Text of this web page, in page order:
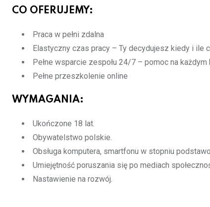
CO OFERUJEMY:
Praca w pełni zdalna
Elastyczny czas pracy – Ty decydujesz kiedy i ile
Pełne wsparcie zespołu 24/7 – pomoc na każdym
Pełne przeszkolenie online
WYMAGANIA:
Ukończone 18 lat.
Obywatelstwo polskie.
Obsługa komputera, smartfonu w stopniu
Umiejętność poruszania się po mediach
Nastawienie na rozwój.